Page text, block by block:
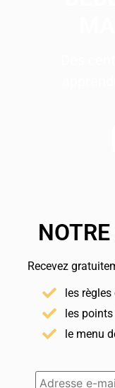
Recevez
les
les
le menu